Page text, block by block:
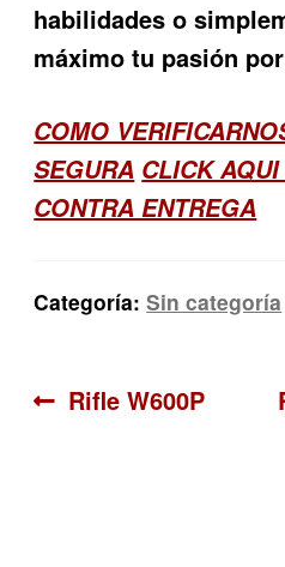
habilidades o
máximo tu pasión
COMO
SEGURA CLICK
CONTRA ENTREGA
Categoría:Sin categoría
Navegación
Anterior:
Rifle W600P